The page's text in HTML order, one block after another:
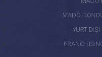
MADO
YURT